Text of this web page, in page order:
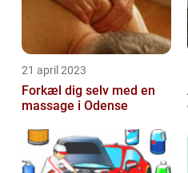
21 april 2023
Forkæl dig selv med en
massage i Odense